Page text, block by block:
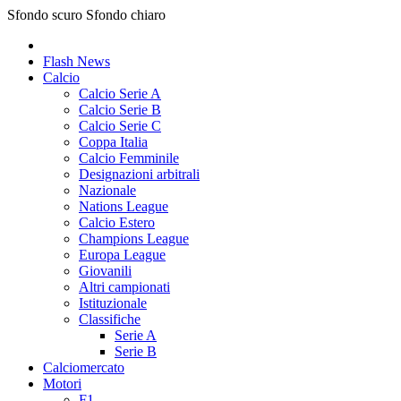
Sfondo scuro Sfondo chiaro
Flash News
Calcio
Calcio Serie A
Calcio Serie B
Calcio Serie C
Coppa Italia
Calcio Femminile
Designazioni arbitrali
Nazionale
Nations League
Calcio Estero
Champions League
Europa League
Giovanili
Altri campionati
Istituzionale
Classifiche
Serie A
Serie B
Calciomercato
Motori